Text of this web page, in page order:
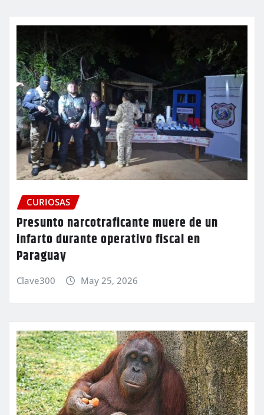
CURIOSAS
Presunto narcotraficante muere de un
infarto durante operativo fiscal en
Paraguay
Clave300 May 25, 2026